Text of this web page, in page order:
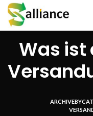
Was ist
ARCHIVE BY